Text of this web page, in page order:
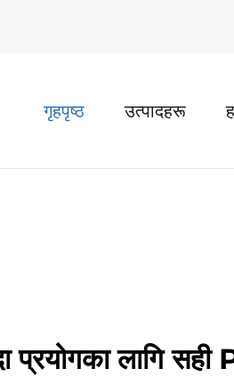
गृहपृष्ठ उत्पादहरू
प्रयोगका लागि